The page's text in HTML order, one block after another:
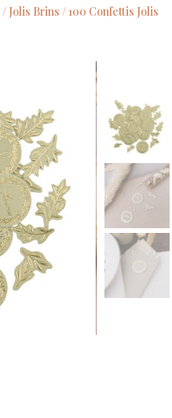
/ Jolis Brins / 100 Confettis Jolis